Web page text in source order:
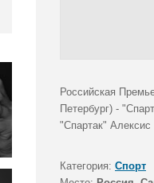
Российская
Петербург) -
"Спартак"
Категория: Спорт